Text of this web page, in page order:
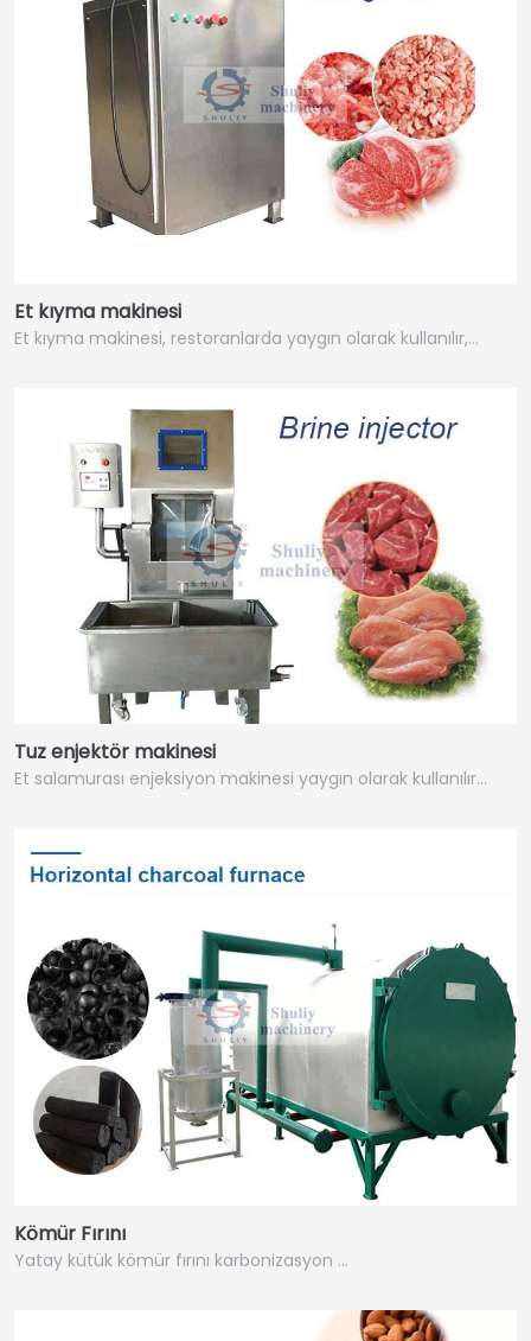
Et kıyma makinesi
Et kıyma makinesi, restoranlarda yaygın olarak kullanılır,…
Tuz enjektör makinesi
Et salamurası enjeksiyon makinesi yaygın olarak kullanılır…
Kömür Fırını
Yatay kütük kömür fırını karbonizasyon ...